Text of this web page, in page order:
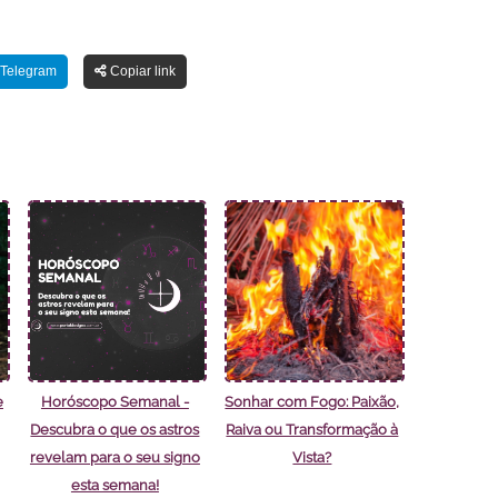
Copiar link
Horóscopo Semanal -
Descubra o que os astros
revelam para o seu signo
esta semana!
Sonhar com Fogo: Paixão,
Raiva ou Transformação à
Vista?